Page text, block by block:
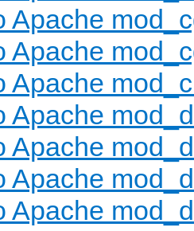
Apache
Apache
Apache
Apache
Apache
Apache
Apache